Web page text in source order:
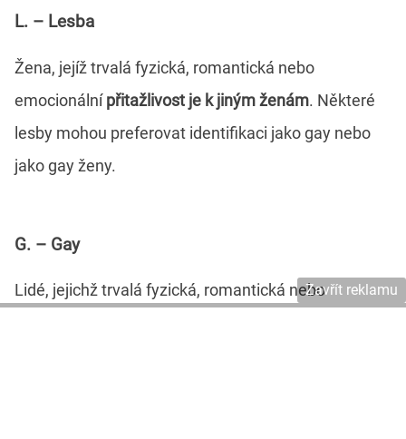
L. – Lesba
Žena, jejíž trvalá fyzická, romantická nebo
emocionálnípřitažlivost je k jiným ženám. Některé
lesby mohou preferovat identifikaci jako gay nebo
jako gay ženy.
G. – Gay
Lidé, jejichž trvalá fyzická, romantická neboZavřít reklamu